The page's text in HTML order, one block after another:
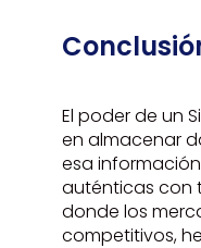
El poder de un
en almacenar
esa
auténticas con
donde los
competitivos,